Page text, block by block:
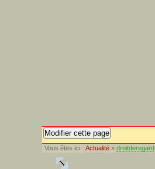
Modifier cette page
Vous êtes ici : Actualité » droitderegard